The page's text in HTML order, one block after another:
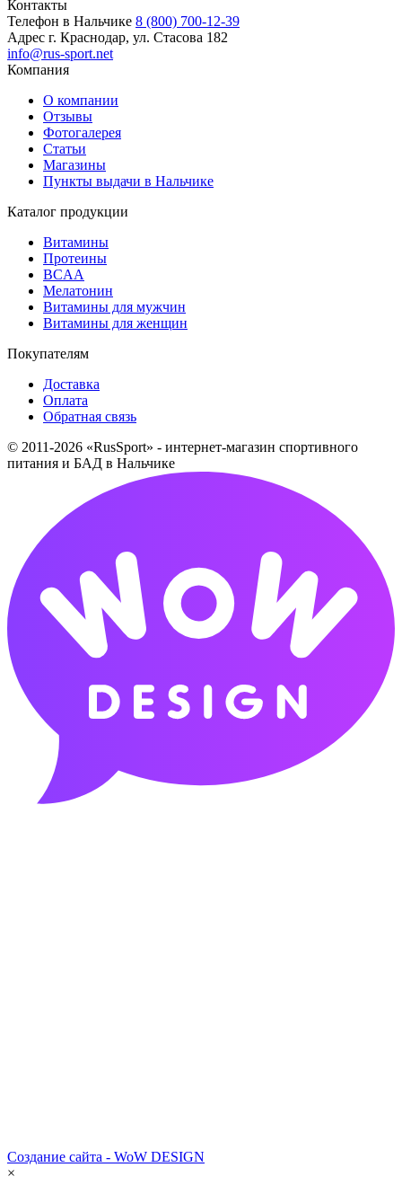
Контакты
Телефон в Нальчике 8 (800) 700-12-39
Адрес г. Краснодар, ул. Стасова 182
info@rus-sport.net
Компания
О компании
Отзывы
Фотогалерея
Статьи
Магазины
Пункты выдачи в Нальчике
Каталог продукции
Витамины
Протеины
BCAA
Мелатонин
Витамины для мужчин
Витамины для женщин
Покупателям
Доставка
Оплата
Обратная связь
© 2011-2026 «RusSport» - интернет-магазин спортивного
питания и БАД в Нальчике
Создание сайта - WoW DESIGN
×